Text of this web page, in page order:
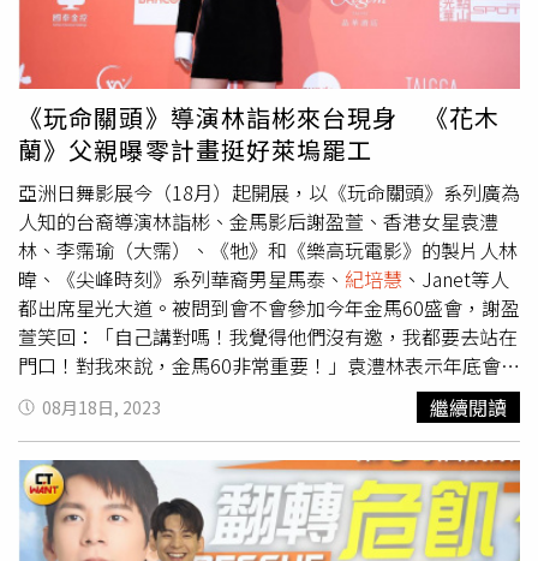
感覺「是正常人」，「可是他們只要同空間，氣氛就凝結，
我還是默默離開。」林子閎、邱凱偉、庹宗華、陳璽安、邱
勝翊。（圖／許方正攝）而庹宗華跟賴雅妍三度合作，之前
是演父女，這是他要演追求者，坦言一度以為是搞錯了，還
打電話跟製作方再度確認，「我說對嗎？我跟賴雅妍好像不
太對？」他為此在角色創作上下功夫，覺得演出過程很愉快
也很好笑，加入這劇組後開發了他喜劇的一面。Ｗ劇場二部
曲《沒有你依然燦爛》由時創影業總經理賴聰筆擔任總製作
人，方孝仁擔任製作人，並由金鐘導演許富翔帶領燦爛團
隊，許芸齊、黃彥綺擔任編劇，集結大勢演員群簡嫚書、賴
雅妍、孫可芳、林子閎、庹宗華、游安順、邱凱偉、鍾瑶、
紀培慧 、陳璽安、李芳雯、顏嘉樂、星卉、陳詩穎等實力派
演員主演，並邀請王子邱勝翊、郎祖筠、葛蕾、應朗丰擔綱
特別演出。W劇場《沒有你依然燦爛》9月3日起每週日晚間
8點東森戲劇台40頻道首播、晚間10點TVBS歡樂台42頻道
一次連播2集，晚間12點在LINE TV一次上架2集，接著9月8
日起每週五晚間12點在中華電信MOD、Hami Video影劇館
+正式上線播出。
《玩命關頭》導演林詣彬來台現身 《花木
蘭》父親曝零計畫挺好萊塢罷工
亞洲日舞影展今（18月）起開展，以《玩命關頭》系列廣為
人知的台裔導演林詣彬、金馬影后謝盈萱、香港女星袁澧
林、李霈瑜（大霈）、《牠》和《樂高玩電影》的製片人林
暐、《尖峰時刻》系列華裔男星馬泰、 紀培慧 、Janet等人
都出席星光大道。被問到會不會參加今年金馬60盛會，謝盈
萱笑回：「自己講對嗎！我覺得他們沒有邀，我都要去站在
門口！對我來說，金馬60非常重要！」袁澧林表示年底會在
台拍攝作品，預計待半年左右。（圖／焦正德攝）袁澧林今
受訪透露，有接拍台灣作品，預計年底在台灣開拍，會在台
待5到6個月左右，並表示台灣拍片風氣很好，「在香港一般
都是很趕，做事很快很急，台灣都會排戲，是個很好的體
驗。」曾演出《尖峰時刻》、《花木蘭》的華裔男星馬泰則
大力稱讚：「我愛台灣，台灣很漂亮！」並透露很愛台灣美
08月18日, 2023 繼續閱讀